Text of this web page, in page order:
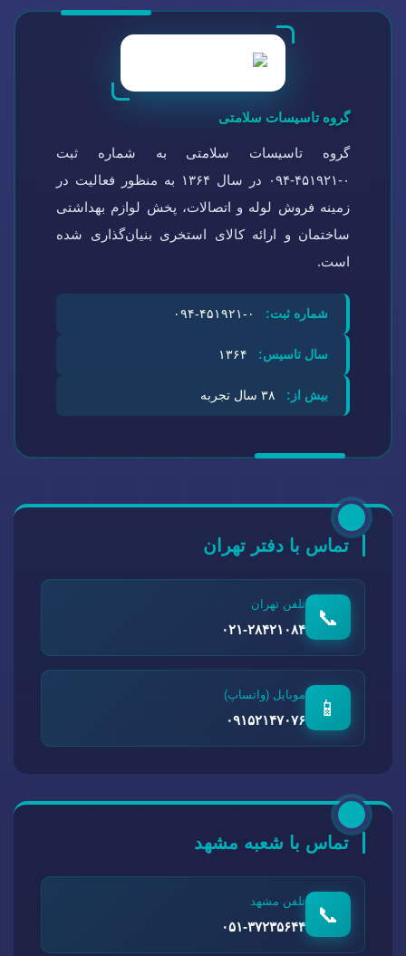
گروه تاسیسات سلامتی
گروه تاسیسات سلامتی به شماره ثبت
۰-۴۵۱۹۲۱-۰۹۴ در سال ۱۳۶۴ به منظور فعالیت در
زمینه فروش لوله و اتصالات، پخش لوازم بهداشتی
ساختمان و ارائه کالای استخری بنیان‌گذاری شده
است.
شماره ثبت:
سال تاسیس:
بیش از:
تماس با دفتر تهران
📞
تلفن تهران
۰۲۱-۲۸۴۲۱۰۸۴
📱
موبایل (واتساپ)
۰۹۱۵۲۱۴۷۰۷۶
تماس با شعبه مشهد
📞
تلفن مشهد
۰۵۱-۳۷۲۳۵۶۴۴